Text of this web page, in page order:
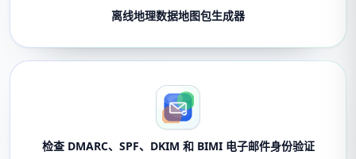
离线地理数据地图包生成器
检查 DMARC、SPF、DKIM 和 BIMI 电子邮件身份验证